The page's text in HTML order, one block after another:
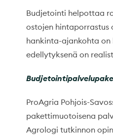
Budjetointi helpottaa
ostojen hintaporrastus
hankinta-ajankohta on
edellytyksenä on
ProAgria Pohjois-
pakettimuotoisena
Agrologi tutkinnon